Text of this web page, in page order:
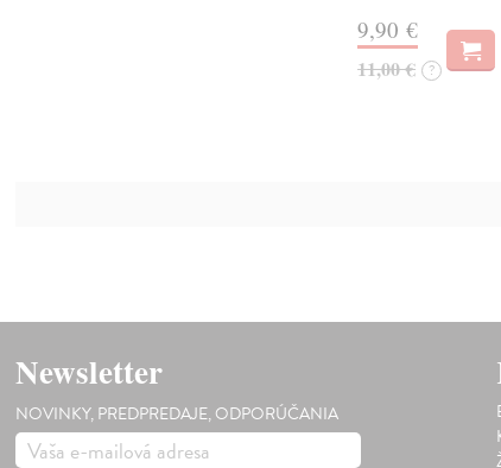
9,90 €
11,00 € ?
Newsletter
NOVINKY, PREDPREDAJE, ODPORÚČANIA